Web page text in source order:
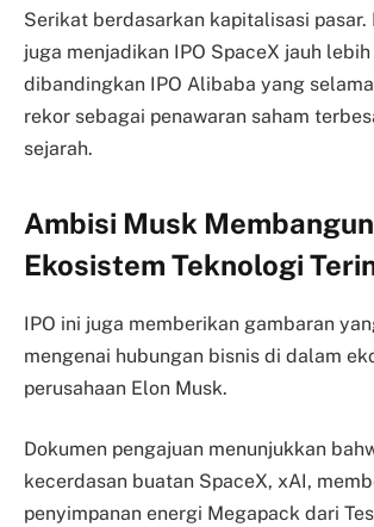
Serikat berdasarkan kapitalisasi
juga menjadikan IPO SpaceX jauh
dibandingkan IPO Alibaba yang
rekor sebagai penawaran saham
sejarah.
Ambisi Musk Membangun
Ekosistem Teknologi
IPO ini juga memberikan gambaran
mengenai hubungan bisnis di dalam
perusahaan Elon Musk.
Dokumen pengajuan menunjukkan
kecerdasan buatan SpaceX, xAI,
penyimpanan energi Megapack dari